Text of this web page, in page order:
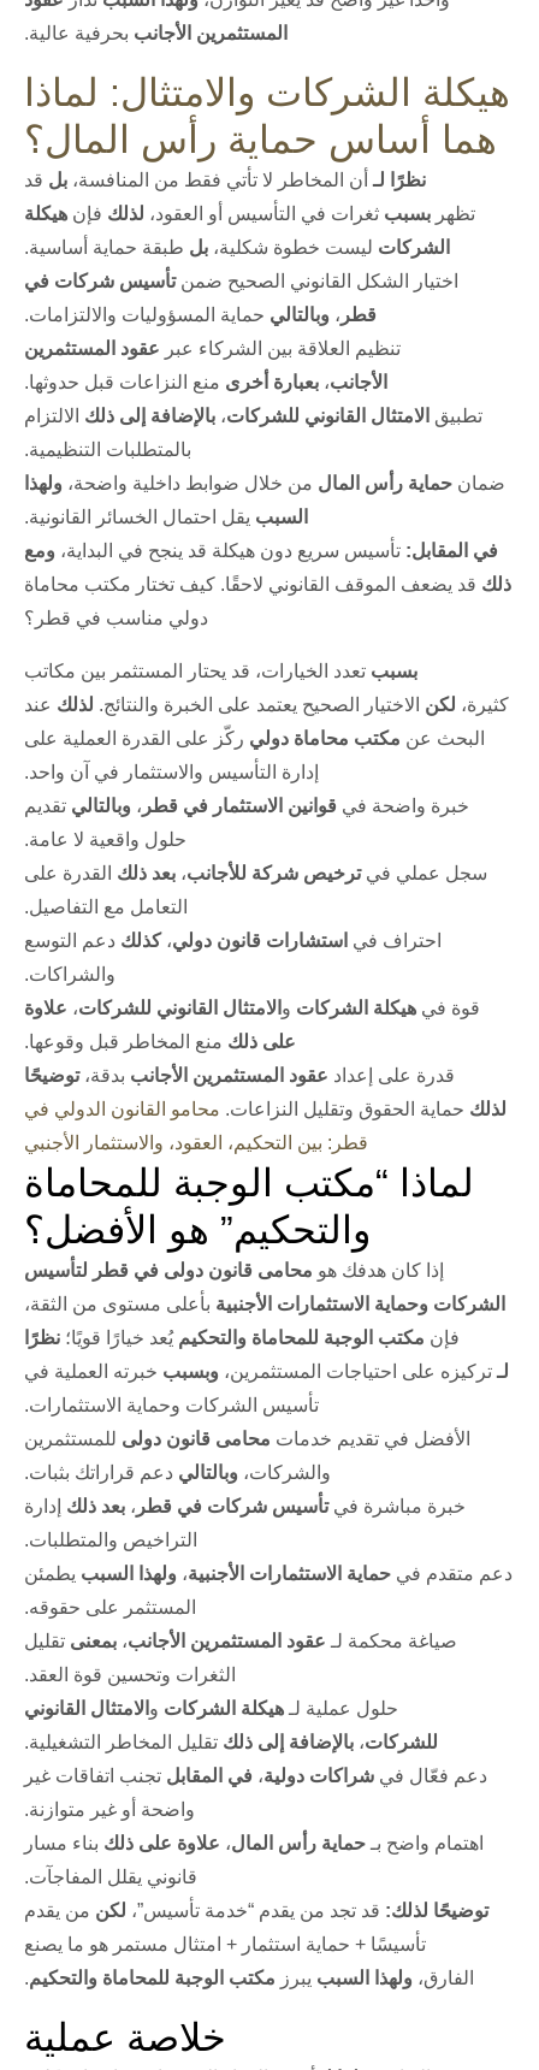
المستثمرين الأجانب بحرفية عالية.
هيكلة الشركات والامتثال: لماذا
هما أساس حماية رأس المال؟
نظرًا لـأن المخاطر لا تأتي فقط من المنافسة، بل قد
تظهر بسبب ثغرات في التأسيس أو العقود، لذلك فإن هيكلة
الشركات ليست خطوة شكلية، بل طبقة حماية أساسية.
اختيار الشكل القانوني الصحيح ضمنتأسيس شركات في
قطر ، وبالتالي حماية المسؤوليات والالتزامات.
تنظيم العلاقة بين الشركاء عبر عقود المستثمرين
الأجانب، بعبارة أخرى منع النزاعات قبل حدوثها.
تطبيق الامتثال القانوني للشركات، بالإضافة إلى ذلك الالتزام
بالمتطلبات التنظيمية.
ضمان حماية رأس المال من خلال ضوابط داخلية واضحة، ولهذا
السبب يقل احتمال الخسائر القانونية.
في المقابل: تأسيس سريع دون هيكلة قد ينجح في البداية، ومع
ذلك قد يضعف الموقف القانوني لاحقًا. كيف تختار مكتب محاماة
دولي مناسب في قطر؟
بسبب تعدد الخيارات، قد يحتار المستثمر بين مكاتب
كثيرة، لكن الاختيار الصحيح يعتمد على الخبرة والنتائج. لذلك عند
البحث عن مكتب محاماة دولي ركّز على القدرة العملية على
إدارة التأسيس والاستثمار في آن واحد.
خبرة واضحة في قوانين الاستثمار في قطر ، وبالتالي تقديم
حلول واقعية لا عامة.
سجل عملي فيترخيص شركة للأجانب، بعد ذلك القدرة على
التعامل مع التفاصيل.
احتراف في استشارات قانون دولي،كذلك دعم التوسع
والشراكات.
قوة في هيكلة الشركات و الامتثال القانوني للشركات، علاوة
على ذلك منع المخاطر قبل وقوعها.
قدرة على إعداد عقود المستثمرين الأجانب بدقة،توضيحًا
لذلك حماية الحقوق وتقليل النزاعات. محامو القانون الدولي في
قطر: بين التحكيم، العقود، والاستثمار الأجنبي
لماذا “مكتب الوجبة للمحاماة
والتحكيم” هو الأفضل؟
إذا كان هدفك هو محامى قانون دولى في قطر لتأسيس
الشركات وحماية الاستثمارات الأجنبية بأعلى مستوى من الثقة،
فإن مكتب الوجبة للمحاماة والتحكيم يُعد خيارًا قويًا؛ نظرًا
لـتركيزه على احتياجات المستثمرين، وبسبب خبرته العملية في
تأسيس الشركات وحماية الاستثمارات.
الأفضل في تقديم خدمات محامى قانون دولى للمستثمرين
والشركات، وبالتالي دعم قراراتك بثبات.
خبرة مباشرة فيتأسيس شركات في قطر ، بعد ذلك إدارة
التراخيص والمتطلبات.
دعم متقدم في حماية الاستثمارات الأجنبية، ولهذا السبب يطمئن
المستثمر على حقوقه.
صياغة محكمة لـ عقود المستثمرين الأجانب، بمعنى تقليل
الثغرات وتحسين قوة العقد.
حلول عملية لـ هيكلة الشركات و الامتثال القانوني
للشركات، بالإضافة إلى ذلك تقليل المخاطر التشغيلية.
دعم فعّال في شراكات دولية، في المقابل تجنب اتفاقات غير
واضحة أو غير متوازنة.
اهتمام واضح بـ حماية رأس المال، علاوة على ذلك بناء مسار
قانوني يقلل المفاجآت.
توضيحًا لذلك: قد تجد من يقدم “خدمة تأسيس”، لكن من يقدم
تأسيسًا + حماية استثمار + امتثال مستمر هو ما يصنع
الفارق، ولهذا السبب يبرز مكتب الوجبة للمحاماة والتحكيم.
خلاصة عملية